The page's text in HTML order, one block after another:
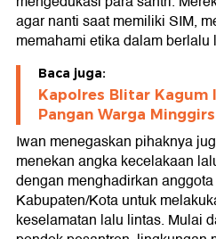
agar nanti saat memiliki SIM,
memahami etika dalam
Baca juga:
Kapolres Blitar Kagum
Pangan Warga
Iwan menegaskan pihaknya
menekan angka kecelakaan
dengan menghadirkan
Kabupaten/Kota untuk
keselamatan lalu lintas. Mulai